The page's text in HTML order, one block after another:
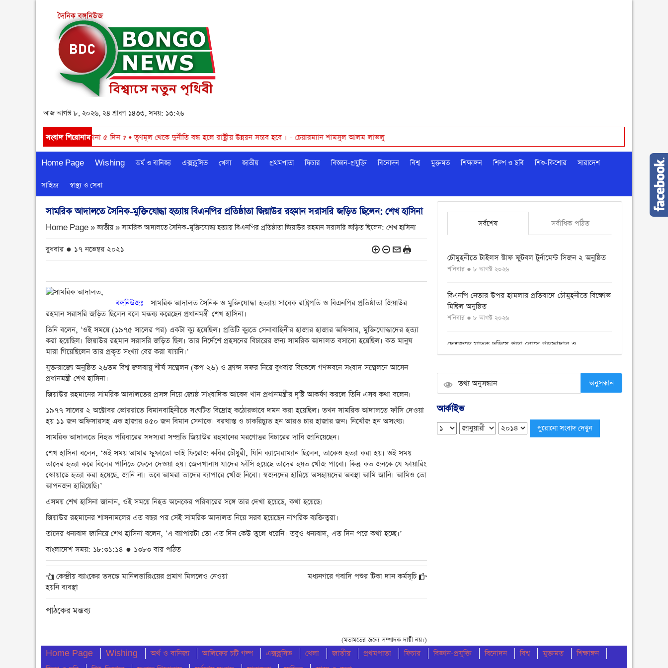
আজ আগস্ট ৮, ২০২৬, ২৪ শ্রাবণ ১৪৩৩, সময়: ১৩:২৬
সংবাদ শিরোনাম
আবারও বৃষ্টি ঝরবে টানা ৫ দিন ?•তৃণমূল থেকে দুর্নীতি বন্ধ হলে রাষ্ট্রীয় উন্নয়ন সম্ভব হবে । - চেয়ারম্যান শামসুল আলম লাভলু
Home Page Wishing অর্থ ও বানিজ্য এক্সক্লুসিভ খেলা জাতীয় প্রথমপাতা ফিচার বিজ্ঞান-প্রযুক্তি বিনোদন বিশ্ব মুক্তমত শিক্ষাঙ্গন শিল্প ও ছবি শিশু-কিশোর সারাদেশ
সাহিত্য স্বাস্থ্য ও সেবা
সামরিক আদালতে সৈনিক-মুক্তিযোদ্ধা হত্যায় বিএনপির প্রতিষ্ঠাতা জিয়াউর রহমান সরাসরি জড়িত ছিলেন: শেখ হাসিনা
Home Page » জাতীয় »সামরিক আদালতে সৈনিক-মুক্তিযোদ্ধা হত্যায় বিএনপির প্রতিষ্ঠাতা জিয়াউর রহমান সরাসরি জড়িত ছিলেন: শেখ হাসিনা
বুধবার ● ১৭ নভেম্বর ২০২১
বঙ্গনিউজঃ
সামরিক আদালত সৈনিক ও মুক্তিযোদ্ধা হত্যায় সাবেক রাষ্ট্রপতি ও বিএনপির প্রতিষ্ঠাতা জিয়াউর
রহমান সরাসরি জড়িত ছিলেন বলে মন্তব্য করেছেন প্রধানমন্ত্রী শেখ হাসিনা।
তিনি বলেন, ‘ওই সময়ে (১৯৭৫ সালের পর) একটা ক্যু হয়েছিল। প্রতিটি ক্যুতে সেনাবাহিনীর হাজার হাজার অফিসার, মুক্তিযোদ্ধাদের হত্যা
করা হয়েছিল। জিয়াউর রহমান সরাসরি জড়িত ছিল। তার নির্দেশে প্রহসনের বিচারের জন্য সামরিক আদালত বসানো হয়েছিল। কত মানুষ
মারা গিয়েছিলেন তার প্রকৃত সংখ্যা বের করা যায়নি।’
যুক্তরাজ্যে অনুষ্ঠিত ২৬তম বিশ্ব জলবায়ু শীর্ষ সম্মেলন (কপ ২৬) ও ফ্রান্স সফর নিয়ে বুধবার বিকেলে গণভবনে সংবাদ সম্মেলনে আসেন
প্রধানমন্ত্রী শেখ হাসিনা।
জিয়াউর রহমানের সামরিক আদালতের প্রসঙ্গ নিয়ে জ্যেষ্ঠ সাংবাদিক আবেদ খান প্রধানমন্ত্রীর দৃষ্টি আকর্ষণ করলে তিনি এসব কথা বলেন।
১৯৭৭ সালের ২ অক্টোবর ভোররাতে বিমানবাহিনীতে সংঘটিত বিদ্রোহ কঠোরভাবে দমন করা হয়েছিল। তখন সামরিক আদালতে ফাঁসি দেওয়া
হয় ১১ জন অফিসারসহ এক হাজার ৪৫০ জন বিমান সেনাকে। বরখাস্ত ও চাকরিচ্যুত হন আরও চার হাজার জন। নিখোঁজ হন অসংখ্য।
সামরিক আদালতে নিহত পরিবারের সদস্যরা সম্প্রতি জিয়াউর রহমানের মরণোত্তর বিচারের দাবি জানিয়েছেন।
শেখ হাসিনা বলেন, ‘ওই সময় আমার ফুফাতো ভাই ফিরোজ কবির চৌধুরী, যিনি ক্যামেরাম্যান ছিলেন, তাকেও হত্যা করা হয়। ওই সময়
তাদের হত্যা করে বিলের পানিতে ফেলে দেওয়া হয়। জেলখানায় যাদের ফাঁসি হয়েছে তাদের হয়ত খোঁজ পাবো। কিন্তু কত জনকে যে ফায়ারিং
স্কোয়াডে হত্যা করা হয়েছে, জানি না। তবে আমরা তাদের ব্যাপারে খোঁজ নিবো। স্বজনদের হারিয়ে অসহায়দের অবস্থা আমি জানি। আমিও তো
আপনজন হারিয়েছি।’
এসময় শেখ হাসিনা জানান, ওই সময়ে নিহত অনেকের পরিবারের সঙ্গে তার দেখা হয়েছে, কথা হয়েছে।
জিয়াউর রহমানের শাসনামলের এত বছর পর সেই সামরিক আদালত নিয়ে সরব হয়েছেন নাগরিক ব্যক্তিত্বরা।
তাদের ধন্যবাদ জানিয়ে শেখ হাসিনা বলেন, ‘এ ব্যাপারটা তো এত দিন কেউ তুলে ধরেনি। তবুও ধন্যবাদ, এত দিন পরে কথা হচ্ছে।’
বাংলাদেশ সময়: ১৮:৩১:১৪ ● ১৩৮৩ বার পঠিত
কেন্দ্রীয় ব্যাংকের তদন্তে মানিলন্ডারিংয়ের প্রমাণ মিললেও নেওয়া
হয়নি ব্যবস্থা
মধ্যনগরে গবাদি পশুর টিকা দান কর্মসূচি
পাঠকের মন্তব্য
(মতামতের জন্যে সম্পাদক দায়ী নয়।)
সর্বশেষ সর্বাধিক পঠিত
চৌমুহনীতে টাইলস স্টাফ ফুটবল টুর্নামেন্ট সিজন ২ অনুষ্ঠিত
শনিবার ● ৮ আগস্ট ২০২৬
বিএনপি নেতার উপর হামলার প্রতিবাদে চৌমুহনীতে বিক্ষোভ
মিছিল অনুষ্ঠিত
শনিবার ● ৮ আগস্ট ২০২৬
দেশজুড়ে মাদক ছড়িয়ে পড়া রোধে গডফাদার ও
সহযোগীদের বিরুদ্ধে চূড়ান্ত অভিযান
চৌমুহনীতে ১২কেজি গাঁজা ও একটি সিএনজি সহ আটক ১
শুক্রবার ● ৭ আগস্ট ২০২৬
চৌমুহনীতে সন্ত্রাসীদের গুলিতে হকার্স কাশেম ও ব্যবসায়ী
‘জাতির পিতা’ স্বীকৃতি
অনুসন্ধান
আর্কাইভ
Home Page Wishing অর্থ ও বানিজ্য আলিফের চটি গল্প এক্সক্লুসিভ খেলা জাতীয় প্রথমপাতা ফিচার বিজ্ঞান-প্রযুক্তি বিনোদন বিশ্ব মুক্তমত
শিক্ষাঙ্গন